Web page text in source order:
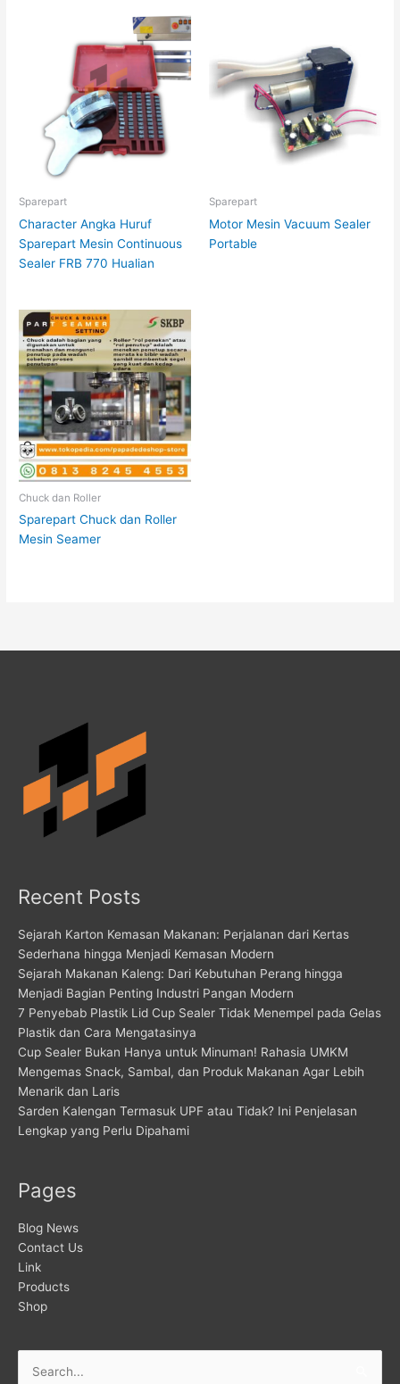
Sparepart
Character Angka Huruf
Sparepart Mesin Continuous
Sealer FRB 770 Hualian
Sparepart
Motor Mesin Vacuum Sealer
Portable
Chuck dan Roller
Sparepart Chuck dan Roller
Mesin Seamer
Recent Posts
Sejarah Karton Kemasan Makanan: Perjalanan dari Kertas
Sederhana hingga Menjadi Kemasan Modern
Sejarah Makanan Kaleng: Dari Kebutuhan Perang hingga
Menjadi Bagian Penting Industri Pangan Modern
7 Penyebab Plastik Lid Cup Sealer Tidak Menempel pada Gelas
Plastik dan Cara Mengatasinya
Cup Sealer Bukan Hanya untuk Minuman! Rahasia UMKM
Mengemas Snack, Sambal, dan Produk Makanan Agar Lebih
Menarik dan Laris
Sarden Kalengan Termasuk UPF atau Tidak? Ini Penjelasan
Lengkap yang Perlu Dipahami
Pages
Blog News
Contact Us
Link
Products
Shop